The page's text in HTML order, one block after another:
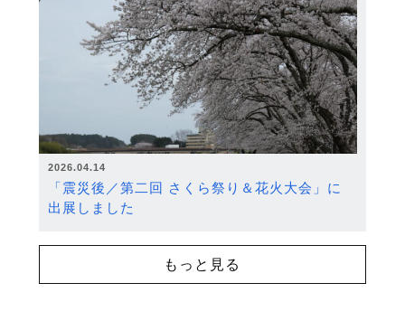
2026.04.14
「震災後／第二回 さくら祭り＆花火大会」に
出展しました
もっと見る